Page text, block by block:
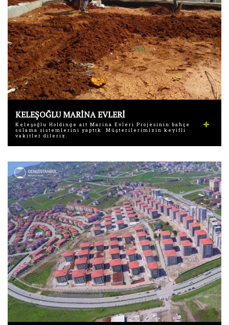
KELEŞOĞLU MARİNA EVLERİ
Keleşoğlu Holdinge ait Marina Evleri Projesinin bahçe
sulama sistemlerini yaptık. Müşterilerimizin keyifli
vakitler dileriz.